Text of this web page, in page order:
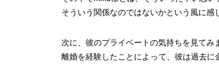
そういう関係なのではないかという風に感
次に、彼のプライベートの気持ちを見てみ
離婚を経験したことによって、彼は過去